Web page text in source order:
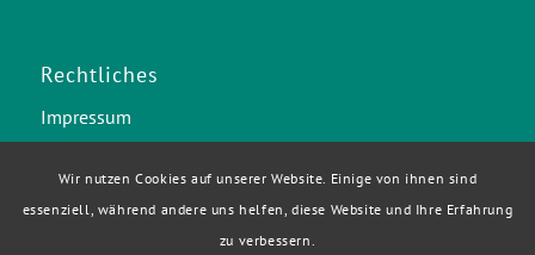
Rechtliches
Impressum
Datenschutzerklärung
Barrierefreiheitserklärung
Wir nutzen Cookies auf unserer Website. Einige von ihnen sind
essenziell, während andere uns helfen, diese Website und Ihre Erfahrung
zu verbessern.